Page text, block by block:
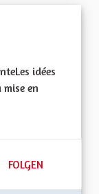
idées
en
50 FOLLOWER
FOLGEN
DE LA PAROLE AUX